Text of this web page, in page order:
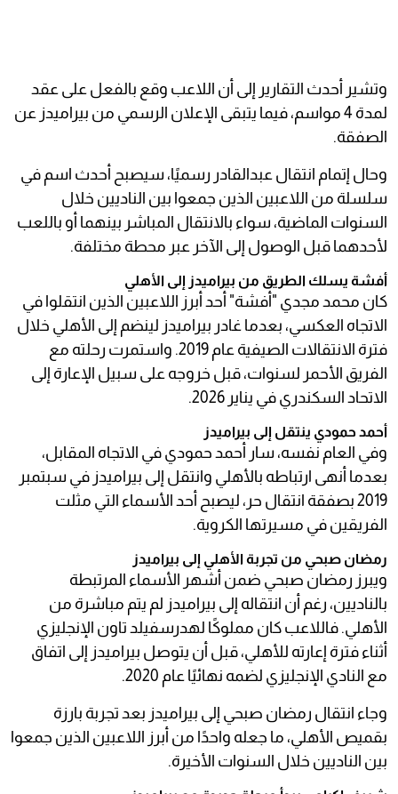
وتشير أحدث التقارير إلى أن اللاعب وقع بالفعل على عقد
لمدة 4 مواسم، فيما يتبقى الإعلان الرسمي من بيراميدز عن
الصفقة.
وحال إتمام انتقال عبدالقادر رسميًا، سيصبح أحدث اسم في
سلسلة من اللاعبين الذين جمعوا بين الناديين خلال
السنوات الماضية، سواء بالانتقال المباشر بينهما أو باللعب
لأحدهما قبل الوصول إلى الآخر عبر محطة مختلفة.
أفشة يسلك الطريق من بيراميدز إلى الأهلي
كان محمد مجدي "أفشة" أحد أبرز اللاعبين الذين انتقلوا في
الاتجاه العكسي، بعدما غادر بيراميدز لينضم إلى الأهلي خلال
فترة الانتقالات الصيفية عام 2019. واستمرت رحلته مع
الفريق الأحمر لسنوات، قبل خروجه على سبيل الإعارة إلى
الاتحاد السكندري في يناير 2026.
أحمد حمودي ينتقل إلى بيراميدز
وفي العام نفسه، سار أحمد حمودي في الاتجاه المقابل،
بعدما أنهى ارتباطه بالأهلي وانتقل إلى بيراميدز في سبتمبر
2019 بصفقة انتقال حر، ليصبح أحد الأسماء التي مثلت
الفريقين في مسيرتها الكروية.
رمضان صبحي من تجربة الأهلي إلى بيراميدز
ويبرز رمضان صبحي ضمن أشهر الأسماء المرتبطة
بالناديين، رغم أن انتقاله إلى بيراميدز لم يتم مباشرة من
الأهلي. فاللاعب كان مملوكًا لهدرسفيلد تاون الإنجليزي
أثناء فترة إعارته للأهلي، قبل أن يتوصل بيراميدز إلى اتفاق
مع النادي الإنجليزي لضمه نهائيًا عام 2020.
وجاء انتقال رمضان صبحي إلى بيراميدز بعد تجربة بارزة
بقميص الأهلي، ما جعله واحدًا من أبرز اللاعبين الذين جمعوا
بين الناديين خلال السنوات الأخيرة.